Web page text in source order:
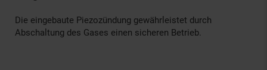
Die eingebaute Piezozündung gewährleistet durch
Abschaltung des Gases einen sicheren Betrieb.